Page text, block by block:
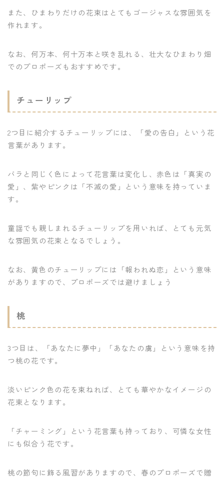
また、ひまわりだけの花束はとてもゴージャスな雰囲気を
作れます。
なお、何万本、何十万本と咲き乱れる、壮大なひまわり畑
でのプロポーズもおすすめです。
チューリップ
2つ目に紹介するチューリップには、「愛の告白」という花
言葉があります。
バラと同じく色によって花言葉は変化し、赤色は「真実の
愛」、紫やピンクは「不滅の愛」という意味を持っていま
す。
童謡でも親しまれるチューリップを用いれば、とても元気
な雰囲気の花束となるでしょう。
なお、黄色のチューリップには「報われぬ恋」という意味
がありますので、プロポーズでは避けましょう
桃
3つ目は、「あなたに夢中」「あなたの虜」という意味を持
つ桃の花です。
淡いピンク色の花を束ねれば、とても華やかなイメージの
花束となります。
「チャーミング」という花言葉も持っており、可憐な女性
にも似合う花です。
桃の節句に飾る風習がありますので、春のプロポーズで贈